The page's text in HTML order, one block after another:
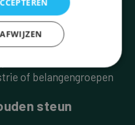
van de onderzoeken
mogelijk
of belangengroepen
steun